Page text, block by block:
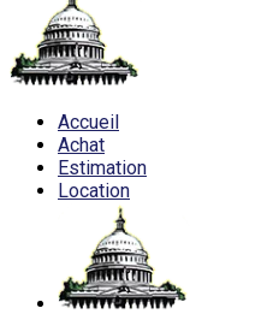
Accueil
Achat
Estimation
Location